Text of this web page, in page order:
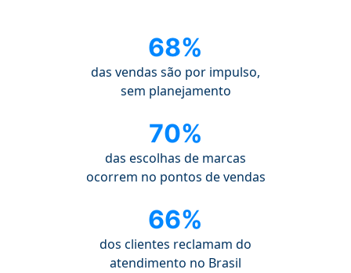
68%
das vendas são por impulso,
sem planejamento
70%
das escolhas de marcas
ocorrem no pontos de vendas
66%
dos clientes reclamam do
atendimento no Brasil